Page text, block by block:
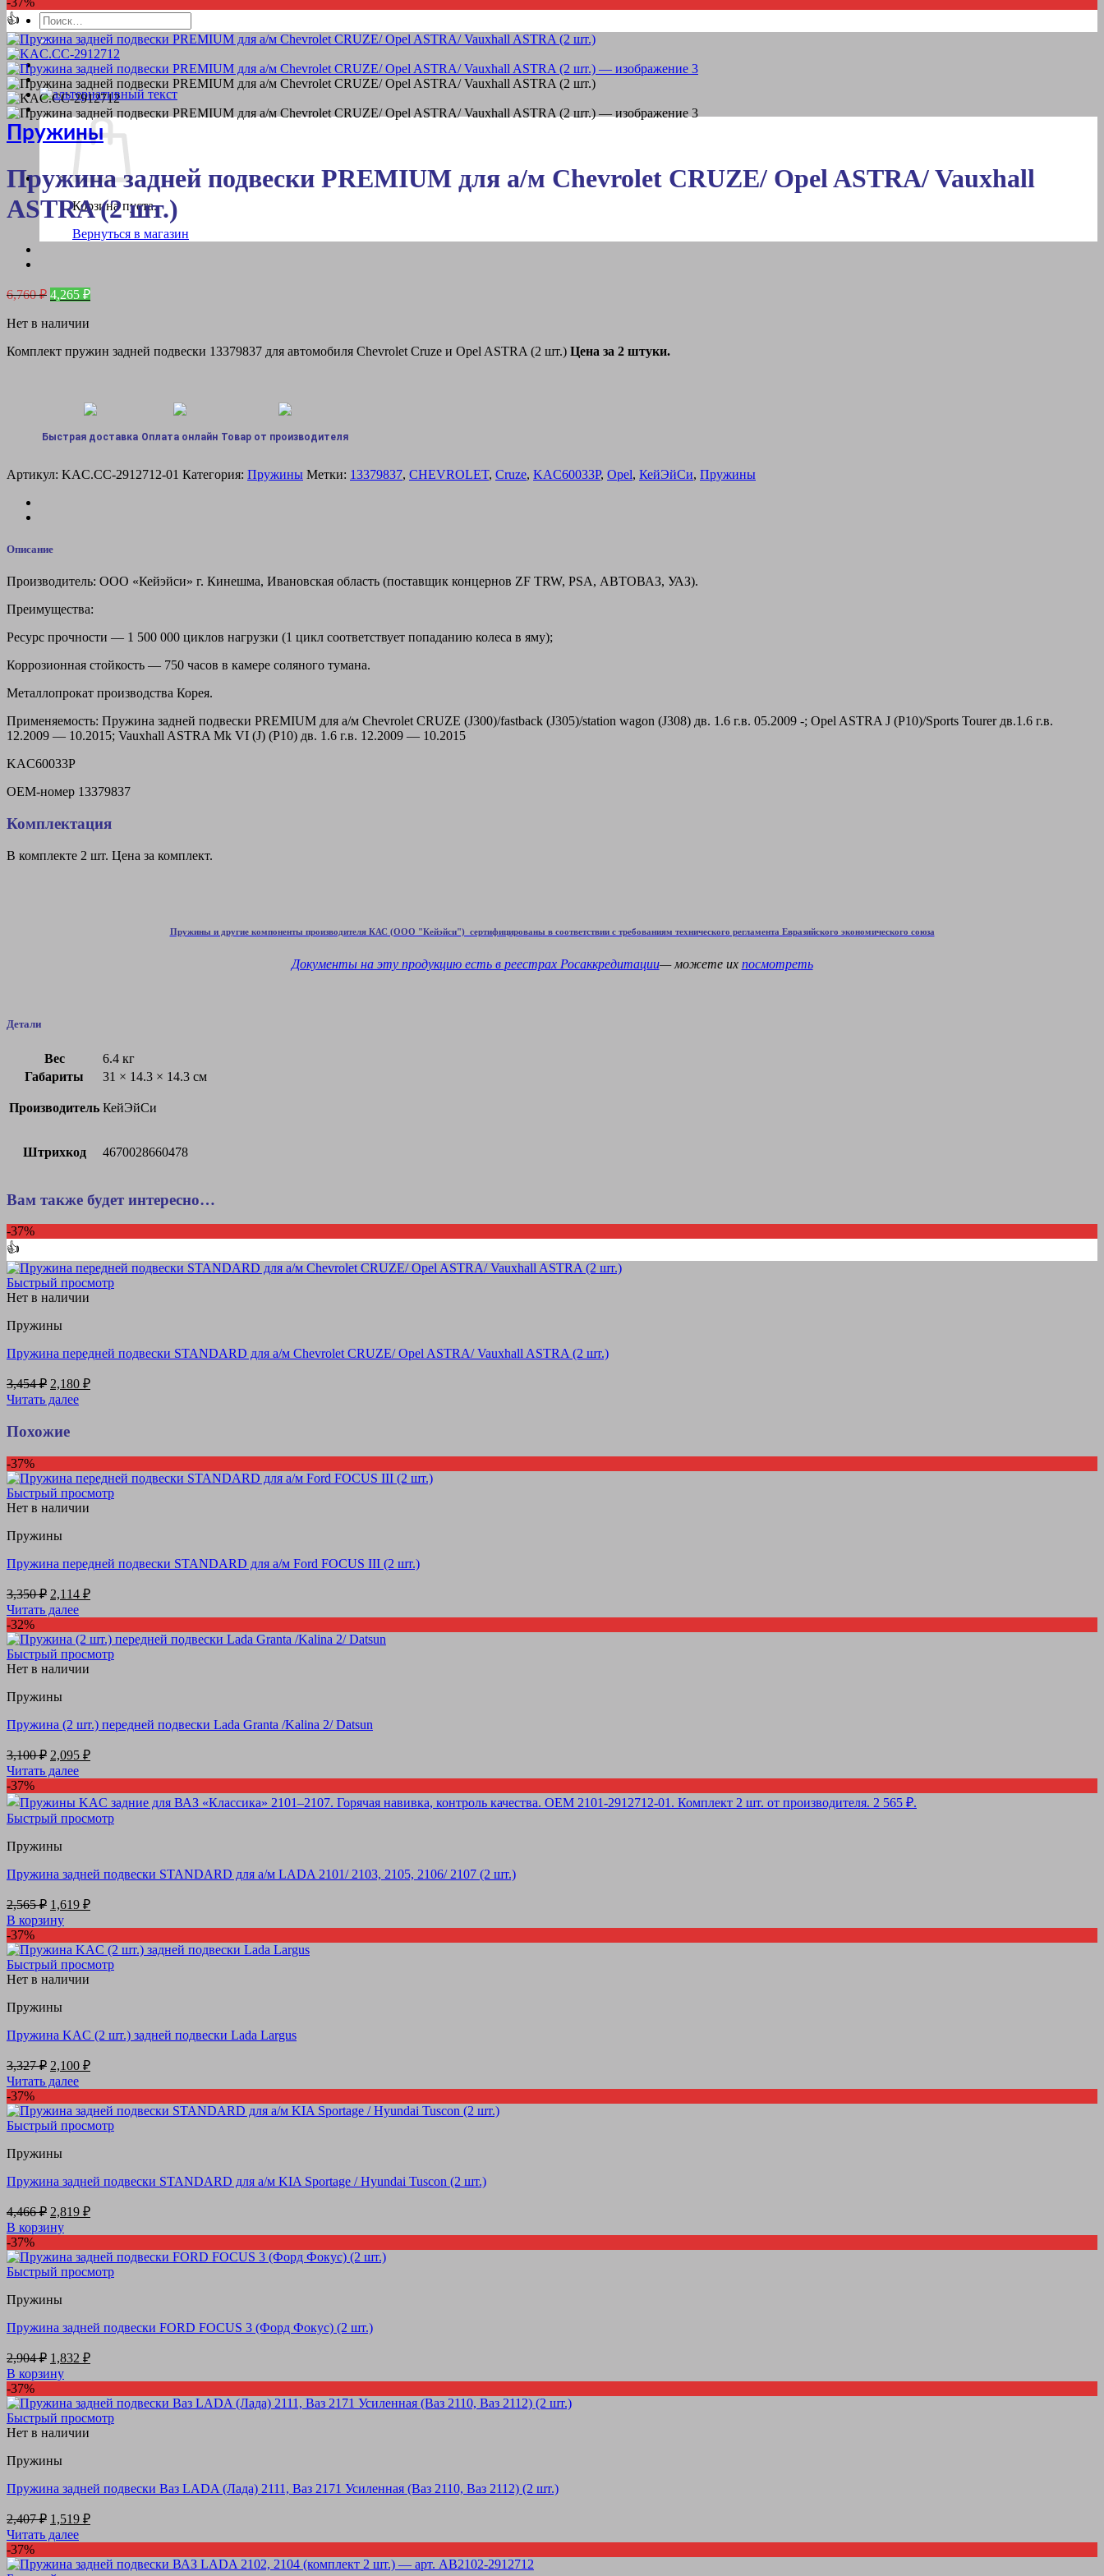
Искать:
Корзина пуста.
Вернуться в магазин
👍
Пружины
Пружина задней подвески PREMIUM для а/м Chevrolet CRUZE/ Opel ASTRA/ Vauxhall
ASTRA (2 шт.)
6,760₽ Первоначальная
цена
составляла
4,265 ₽Текущая
цена:
Нет в наличии
Комплект пружин задней подвески 13379837 для автомобиля Chevrolet Cruze и Opel ASTRA (2 шт.) Цена за 2 штуки.
Быстрая доставка Оплата онлайн Товар от производителя
Артикул: KAC.CC-2912712-01 Категория: Пружины Метки: 13379837, CHEVROLET, Cruze, KAC60033P, Opel, КейЭйСи, Пружины
Описание
Производитель: ООО «Кейэйси» г. Кинешма, Ивановская область (поставщик концернов ZF TRW, PSA, АВТОВАЗ, УАЗ).
Преимущества:
Ресурс прочности — 1 500 000 циклов нагрузки (1 цикл соответствует попаданию колеса в яму);
Коррозионная стойкость — 750 часов в камере соляного тумана.
Металлопрокат производства Корея.
Применяемость: Пружина задней подвески PREMIUM для а/м Chevrolet CRUZE (J300)/fastback (J305)/station wagon (J308) дв. 1.6 г.в. 05.2009 -; Opel ASTRA J (P10)/Sports Tourer дв.1.6 г.в.
12.2009 — 10.2015; Vauxhall ASTRA Mk VI (J) (P10) дв. 1.6 г.в. 12.2009 — 10.2015
KAC60033P
OEM-номер 13379837
Комплектация
В комплекте 2 шт. Цена за комплект.
Пружины и другие компоненты производителя КАС (ООО "Кейэйси") сертифицированы в соответствии с требованиям технического регламента Евразийского экономического союза
Документы на эту продукцию есть в реестрах Росаккредитации— можете их посмотреть
Детали
Вес
6.4 кг
Габариты
31 × 14.3 × 14.3 см
Производитель КейЭйСи
Штрихкод 4670028660478
Вам также будет интересно…
-37%
👍
Быстрый просмотр
Нет в наличии
Пружины
Пружина передней подвески STANDARD для а/м Chevrolet CRUZE/ Opel ASTRA/ Vauxhall ASTRA (2 шт.)
3,454₽ Первоначальная
цена
составляла
3,454 ₽.
2,180 ₽Текущая
Читать далее
Похожие
-37%
Быстрый просмотр
Нет в наличии
Пружины
Пружина передней подвески STANDARD для а/м Ford FOCUS III (2 шт.)
3,350₽ Первоначальная
цена
составляла
3,350 ₽.
2,114 ₽Текущая
Читать далее
-32%
Быстрый просмотр
Нет в наличии
Пружины
Пружина (2 шт.) передней подвески Lada Granta /Kalina 2/ Datsun
3,100₽ Первоначальная
цена
составляла
3,100 ₽.
2,095 ₽Текущая
Читать далее
-37%
Быстрый просмотр
Пружины
Пружина задней подвески STANDARD для а/м LADA 2101/ 2103, 2105, 2106/ 2107 (2 шт.)
2,565₽ Первоначальная
цена
составляла
2,565 ₽.
1,619 ₽Текущая
В корзину
-37%
Быстрый просмотр
Нет в наличии
Пружины
Пружина KAC (2 шт.) задней подвески Lada Largus
3,327₽ Первоначальная
цена
составляла
3,327 ₽.
2,100 ₽Текущая
Читать далее
-37%
Быстрый просмотр
Пружины
Пружина задней подвески STANDARD для а/м KIA Sportage / Hyundai Tuscon (2 шт.)
4,466₽ Первоначальная
цена
составляла
4,466 ₽.
2,819 ₽Текущая
В корзину
-37%
Быстрый просмотр
Пружины
Пружина задней подвески FORD FOCUS 3 (Форд Фокус) (2 шт.)
2,904₽ Первоначальная
цена
составляла
2,904 ₽.
1,832 ₽Текущая
В корзину
-37%
Быстрый просмотр
Нет в наличии
Пружины
Пружина задней подвески Ваз LADA (Лада) 2111, Ваз 2171 Усиленная (Ваз 2110, Ваз 2112) (2 шт.)
2,407₽ Первоначальная
цена
составляла
2,407 ₽.
1,519 ₽Текущая
Читать далее
-37%